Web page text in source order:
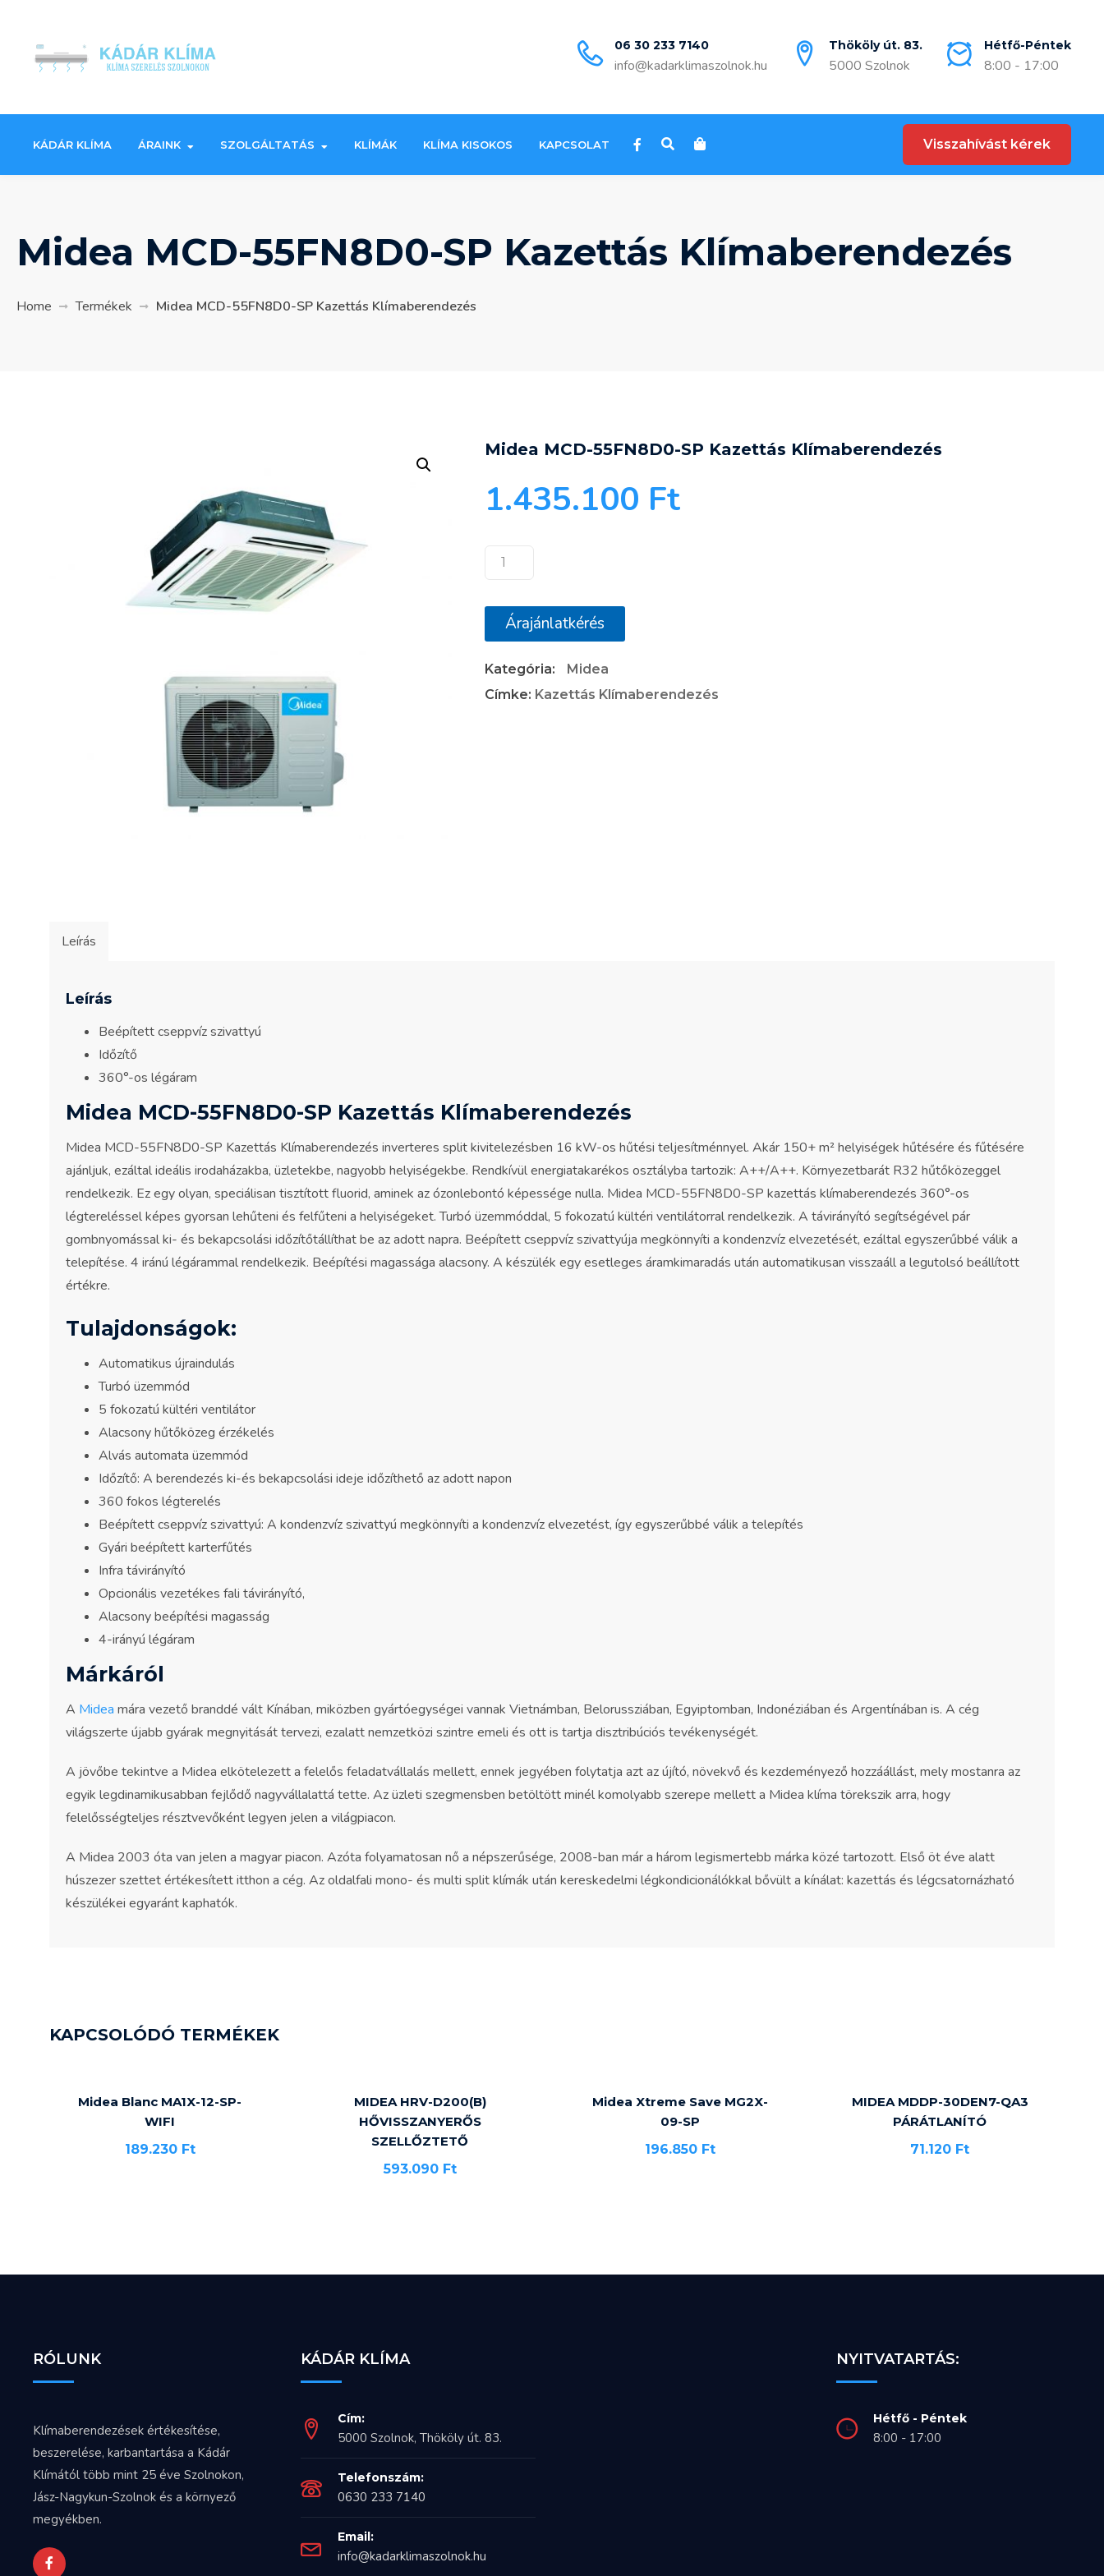
content
06 30 233 7140
info@kadarklimaszolnok.hu
Thököly út. 83.
5000 Szolnok
Hétfő-Péntek
8:00 - 17:00
KÁDÁR KLÍMA ÁRAINK SZOLGÁLTATÁS KLÍMÁK KLÍMA KISOKOS KAPCSOLAT Visszahívást kérek
Midea MCD-55FN8D0-SP Kazettás Klímaberendezés
Home Termékek Midea MCD-55FN8D0-SP Kazettás Klímaberendezés
Midea MCD-55FN8D0-SP Kazettás Klímaberendezés
1.435.100 Ft
Midea
55FN8D0-
Klímaberendezés
mennyiség
Árajánlatkérés
Kategória:
Midea
Címke: Kazettás Klímaberendezés
Leírás
Leírás
Beépített cseppvíz szivattyú
Időzítő
360°-os légáram
Midea MCD-55FN8D0-SP Kazettás Klímaberendezés
Midea MCD-55FN8D0-SP Kazettás Klímaberendezés inverteres split kivitelezésben 16 kW-os hűtési teljesítménnyel. Akár 150+ m² helyiségek hűtésére és fűtésére
ajánljuk, ezáltal ideális irodaházakba, üzletekbe, nagyobb helyiségekbe. Rendkívül energiatakarékos osztályba tartozik: A++/A++. Környezetbarát R32 hűtőközeggel
rendelkezik. Ez egy olyan, speciálisan tisztított fluorid, aminek az ózonlebontó képessége nulla. Midea MCD-55FN8D0-SP kazettás klímaberendezés 360°-os
légtereléssel képes gyorsan lehűteni és felfűteni a helyiségeket. Turbó üzemmóddal, 5 fokozatú kültéri ventilátorral rendelkezik. A távirányító segítségével pár
gombnyomással ki- és bekapcsolási időzítőtállíthat be az adott napra. Beépített cseppvíz szivattyúja megkönnyíti a kondenzvíz elvezetését, ezáltal egyszerűbbé válik a
telepítése. 4 iránú légárammal rendelkezik. Beépítési magassága alacsony. A készülék egy esetleges áramkimaradás után automatikusan visszaáll a legutolsó beállított
értékre.
Tulajdonságok:
Automatikus újraindulás
Turbó üzemmód
5 fokozatú kültéri ventilátor
Alacsony hűtőközeg érzékelés
Alvás automata üzemmód
Időzítő: A berendezés ki-és bekapcsolási ideje időzíthető az adott napon
360 fokos légterelés
Beépített cseppvíz szivattyú: A kondenzvíz szivattyú megkönnyíti a kondenzvíz elvezetést, így egyszerűbbé válik a telepítés
Gyári beépített karterfűtés
Infra távirányító
Opcionális vezetékes fali távirányító,
Alacsony beépítési magasság
4-irányú légáram
Márkáról
A Midea mára vezető branddé vált Kínában, miközben gyártóegységei vannak Vietnámban, Belorussziában, Egyiptomban, Indonéziában és Argentínában is. A cég
világszerte újabb gyárak megnyitását tervezi, ezalatt nemzetközi szintre emeli és ott is tartja disztribúciós tevékenységét.
A jövőbe tekintve a Midea elkötelezett a felelős feladatvállalás mellett, ennek jegyében folytatja azt az újító, növekvő és kezdeményező hozzáállást, mely mostanra az
egyik legdinamikusabban fejlődő nagyvállalattá tette. Az üzleti szegmensben betöltött minél komolyabb szerepe mellett a Midea klíma törekszik arra, hogy
felelősségteljes résztvevőként legyen jelen a világpiacon.
A Midea 2003 óta van jelen a magyar piacon. Azóta folyamatosan nő a népszerűsége, 2008-ban már a három legismertebb márka közé tartozott. Első öt éve alatt
húszezer szettet értékesített itthon a cég. Az oldalfali mono- és multi split klímák után kereskedelmi légkondicionálókkal bővült a kínálat: kazettás és légcsatornázható
készülékei egyaránt kaphatók.
KAPCSOLÓDÓ TERMÉKEK
Midea Blanc MA1X-12-SP-
WIFI
189.230 Ft
MIDEA HRV-D200(B)
HŐVISSZANYERŐS
SZELLŐZTETŐ
593.090 Ft
Midea Xtreme Save MG2X-
09-SP
196.850 Ft
MIDEA MDDP-30DEN7-QA3
PÁRÁTLANÍTÓ
71.120 Ft
RÓLUNK
Klímaberendezések értékesítése,
beszerelése, karbantartása a Kádár
Klímától több mint 25 éve Szolnokon,
Jász-Nagykun-Szolnok és a környező
megyékben.
KÁDÁR KLÍMA
Cím:
5000 Szolnok, Thököly út. 83.
Telefonszám:
0630 233 7140
Email:
info@kadarklimaszolnok.hu
NYITVATARTÁS:
Hétfő - Péntek
8:00 - 17:00